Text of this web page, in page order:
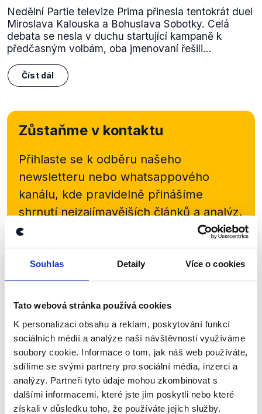
Souhlas Detaily Více o cookies
Tato webová stránka používá cookies
K personalizaci obsahu a reklam, poskytování funkcí
sociálních médií a analýze naší návštěvnosti využíváme
soubory cookie. Informace o tom, jak náš web používáte,
sdílíme se svými partnery pro sociální média, inzerci a
analýzy. Partneři tyto údaje mohou zkombinovat s
dalšími informacemi, které jste jim poskytli nebo které
získali v důsledku toho, že používáte jejich služby.
Nedělní Partie televize Prima přinesla tentokrát duel
Miroslava Kalouska a Bohuslava Sobotky. Celá
debata se nesla v duchu startující kampaně k
předčasným volbám, oba jmenovaní řešili...
Číst dál
Zůstaňme v kontaktu
Přihlaste se k odběru našeho
newsletteru nebo whatsappového
kanálu, kde pravidelně přinášíme
shrnutí nejzajímavějších článků a analýz.
Začněte nás odebírat, a mějte tak
přehled o tom, jaké dezinformace a
nepravdy se zrovna v Česku šíří.
Sociální sítě
Nenechte si ujít nejnovější události
z Demagog.cz. Sdílením našich